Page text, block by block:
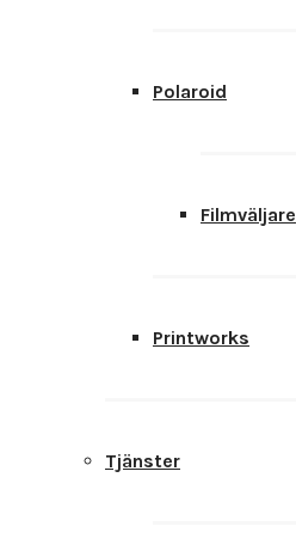
Polaroid
Filmväljare
Printworks
Tjänster